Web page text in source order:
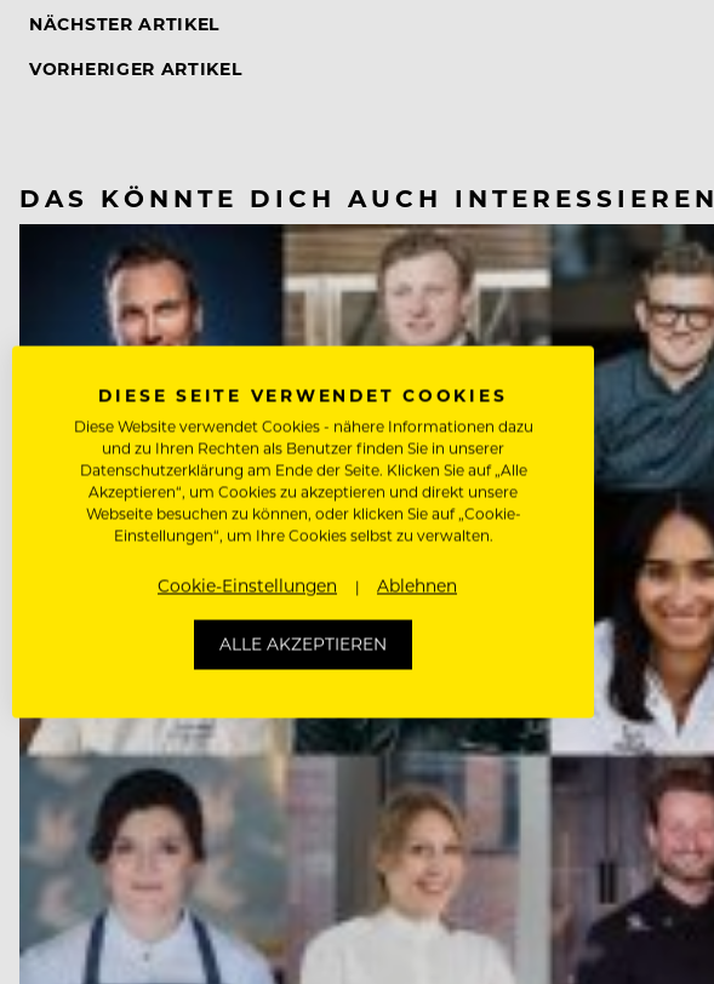
NÄCHSTER ARTIKEL
VORHERIGER ARTIKEL
DAS KÖNNTE DICH AUCH INTERESSIEREN
DIESE SEITE VERWENDET COOKIES
Diese Website verwendet Cookies - nähere Informationen dazu
und zu Ihren Rechten als Benutzer finden Sie in unserer
Datenschutzerklärung am Ende der Seite. Klicken Sie auf „Alle
Akzeptieren“, um Cookies zu akzeptieren und direkt unsere
Webseite besuchen zu können, oder klicken Sie auf „Cookie-
Einstellungen“, um Ihre Cookies selbst zu verwalten.
Cookie-Einstellungen Ablehnen
ALLE AKZEPTIEREN